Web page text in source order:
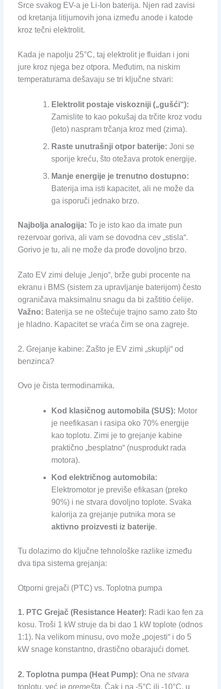
Srce svakog EV-a je Li-Ion baterija. Njen rad zavisi
od kretanja litijumovih jona između anode i katode
kroz tečni elektrolit.
Kada je napolju 25°C, taj elektrolit je fluidan i joni
jure kroz njega bez otpora. Međutim, na niskim
temperaturama dešavaju se tri ključne stvari:
Elektrolit postaje viskozniji („gušći“):
Zamislite to kao pokušaj da trčite kroz vodu
(leto) naspram trčanja kroz med (zima).
Raste unutrašnji otpor baterije: Joni se
sporije kreću, što otežava protok energije.
Manje energije je trenutno dostupno:
Baterija ima isti kapacitet, ali ne može da
ga isporuči jednako brzo.
Najbolja analogija: To je isto kao da imate pun
rezervoar goriva, ali vam se dovodna cev „stisla“.
Gorivo je tu, ali ne može da prođe dovoljno brzo.
Zato EV zimi deluje „lenjo“, brže gubi procente na
ekranu i BMS (sistem za upravljanje baterijom) često
ograničava maksimalnu snagu da bi zaštitio ćelije.
Važno: Baterija se ne oštećuje trajno samo zato što
je hladno. Kapacitet se vraća čim se ona zagreje.
2. Grejanje kabine: Zašto je EV zimi „skuplji“ od
benzinca?
Ovo je čista termodinamika.
Kod klasičnog automobila (SUS): Motor
je neefikasan i rasipa oko 70% energije
kao toplotu. Zimi je to grejanje kabine
praktično „besplatno“ (nusprodukt rada
motora).
Kod električnog automobila:
Elektromotor je previše efikasan (preko
90%) i ne stvara dovoljno toplote. Svaka
kalorija za grejanje putnika mora se
aktivno proizvesti iz baterije.
Tu dolazimo do ključne tehnološke razlike između
dva tipa sistema grejanja:
Otporni grejači (PTC) vs. Toplotna pumpa
1. PTC Grejač (Resistance Heater): Radi kao fen za
kosu. Troši 1 kW struje da bi dao 1 kW toplote (odnos
1:1). Na velikom minusu, ovo može „pojesti“ i do 5
kW snage konstantno, drastično obarajući domet.
2. Toplotna pumpa (Heat Pump): Ona ne stvara
toplotu, već je premešta. Čak i na -5°C ili -10°C, u